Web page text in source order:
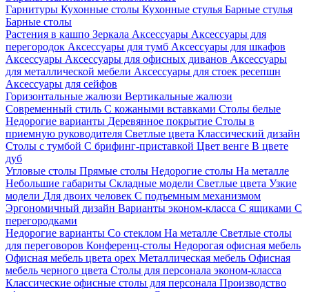
Гарнитуры Кухонные столы Кухонные стулья Барные стулья
Барные столы
Растения в кашпо Зеркала Аксессуары Аксессуары для
перегородок Аксессуары для тумб Аксессуары для шкафов
Аксессуары Аксессуары для офисных диванов Аксессуары
для металлической мебели Аксессуары для стоек ресепшн
Аксессуары для сейфов
Горизонтальные жалюзи Вертикальные жалюзи
Современный стиль С кожаными вставками Столы белые
Недорогие варианты Деревянное покрытие Столы в
приемную руководителя Светлые цвета Классический дизайн
Столы с тумбой С брифинг-приставкой Цвет венге В цвете
дуб
Угловые столы Прямые столы Недорогие столы На металле
Небольшие габариты Складные модели Светлые цвета Узкие
модели Для двоих человек С подъемным механизмом
Эргономичный дизайн Варианты эконом-класса С ящиками С
перегородками
Недорогие варианты Со стеклом На металле Светлые столы
для переговоров Конференц-столы Недорогая офисная мебель
Офисная мебель цвета орех Металлическая мебель Офисная
мебель черного цвета Столы для персонала эконом-класса
Классические офисные столы для персонала Производство